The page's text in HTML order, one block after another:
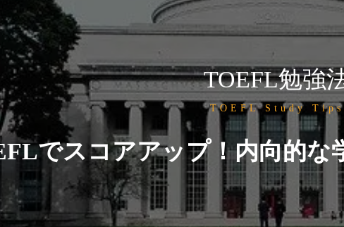
TOEFL勉強
TOEFL Study Tips
でスコアアップ！内向的な